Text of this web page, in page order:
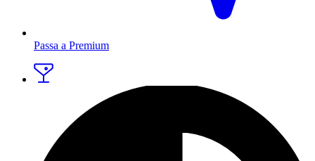
Passa a Premium